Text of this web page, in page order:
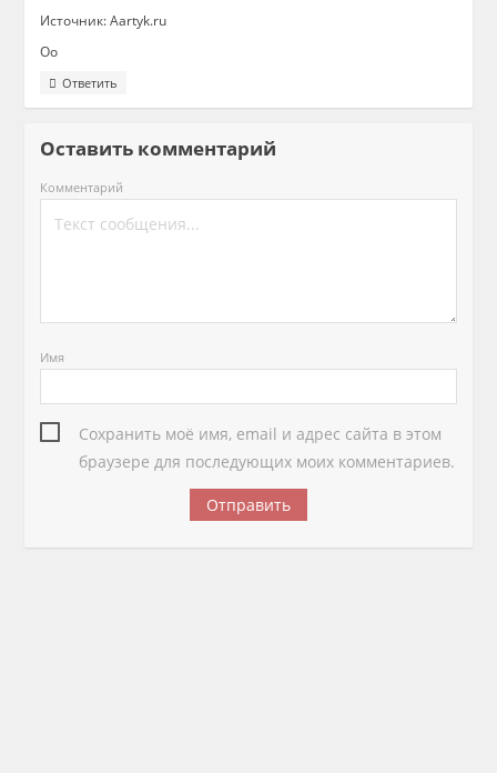
Источник: Aartyk.ru
Оо
Ответить
Оставить комментарий
Комментарий
Имя
Сохранить моё имя, email и адрес сайта в этом
браузере для последующих моих комментариев.